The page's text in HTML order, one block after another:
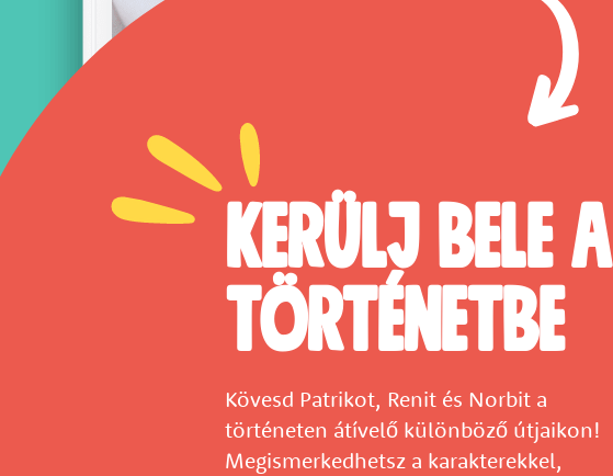
Kerülj bele a
történetbe
Kövesd Patrikot, Renit és Norbit a
történeten átívelő különböző útjaikon!
Megismerkedhetsz a karakterekkel,